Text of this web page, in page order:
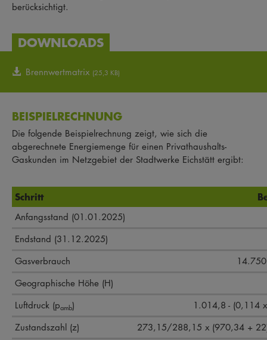
berücksichtigt.
DOWNLOADS
Brennwertmatrix (25,3 KB)
BEISPIELRECHNUNG
Die folgende Beispielrechnung zeigt, wie sich die
abgerechnete Energiemenge für einen Privathaushalts-
Gaskunden im Netzgebiet der Stadtwerke Eichstätt ergibt:
Schritt
Anfangsstand (01.01.2025)
Endstand (31.12.2025)
Gasverbrauch
Geographische Höhe (H)
Luftdruck (pamb)
1.014,8 - (0,114
Zustandszahl (z)
273,15/288,15 x (970,34 +